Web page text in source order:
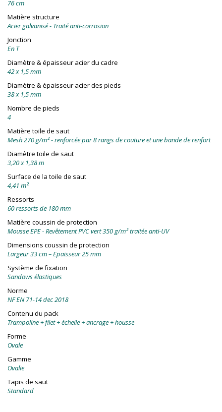
76 cm
Matière structure
Acier galvanisé - Traité anti-corrosion
Jonction
En T
Diamètre & épaisseur acier du cadre
42 x 1,5 mm
Diamètre & épaisseur acier des pieds
38 x 1,5 mm
Nombre de pieds
4
Matière toile de saut
Mesh 270 g/m² - renforcée par 8 rangs de couture et une bande de renfort
Diamètre toile de saut
3,20 x 1,38 m
Surface de la toile de saut
4,41 m²
Ressorts
60 ressorts de 180 mm
Matière coussin de protection
Mousse EPE - Revêtement PVC vert 350 g/m² traitée anti-UV
Dimensions coussin de protection
Largeur 33 cm – Epaisseur 25 mm
Système de fixation
Sandows élastiques
Norme
NF EN 71-14 dec 2018
Contenu du pack
Trampoline + filet + échelle + ancrage + housse
Forme
Ovale
Gamme
Ovalie
Tapis de saut
Standard